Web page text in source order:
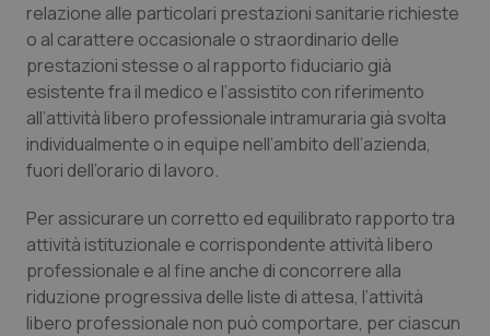
relazione alle particolari prestazioni sanitarie richieste
o al carattere occasionale o straordinario delle
prestazioni stesse o al rapporto fiduciario già
esistente fra il medico e l’assistito con riferimento
all’attività libero professionale intramuraria già svolta
individualmente o in equipe nell’ambito dell’azienda,
fuori dell’orario di lavoro.
Per assicurare un corretto ed equilibrato rapporto tra
attività istituzionale e corrispondente attività libero
professionale e al fine anche di concorrere alla
riduzione progressiva delle liste di attesa, l’attività
libero professionale non può comportare, per ciascun